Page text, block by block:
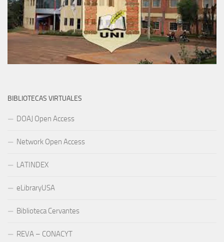
BIBLIOTECAS VIRTUALES
DOAJ Open Access
Network Open Access
LATINDEX
eLibraryUSA
Biblioteca Cervantes
REVA – CONACYT